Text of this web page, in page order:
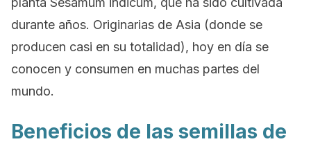
durante años. Originarias de Asia (donde se
producen casi en su totalidad), hoy en día se
conocen y consumen en muchas partes del
mundo.
Beneficios de las semillas de